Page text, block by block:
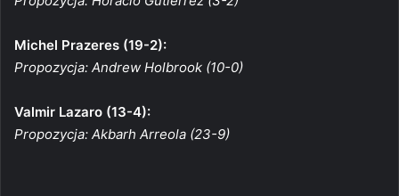
Michel Prazeres (19-2):
Propozycja: Andrew Holbrook (10-0)
Valmir Lazaro (13-4):
Propozycja: Akbarh Arreola (23-9)